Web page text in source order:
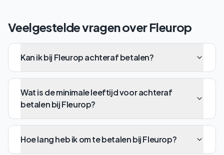
Veelgestelde vragen overFleurop
Kan ik bij Fleurop achteraf betalen?
Wat is de minimale leeftijd voor achteraf
betalen bij Fleurop?
Hoe lang heb ik om te betalen bij Fleurop?